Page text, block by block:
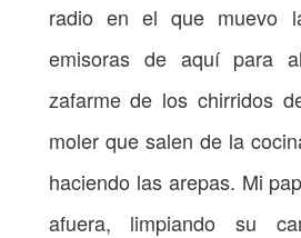
radio en el que muevo
emisoras de aquí para
zafarme de los chirridos
moler que salen de la
haciendo las arepas. Mi
afuera, limpiando su